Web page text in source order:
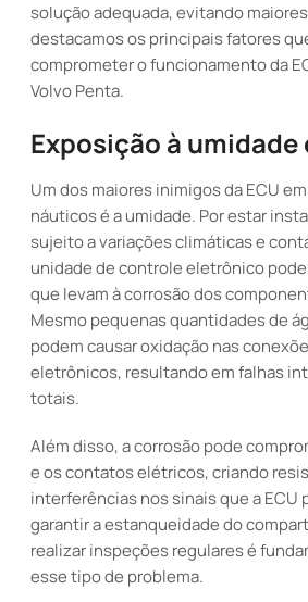
solução adequada, evitando
destacamos os principais fatores
comprometer o funcionamento da
Volvo Penta.
Exposição à
Um dos maiores inimigos da ECU
náuticos é a umidade. Por estar
sujeito a variações climáticas e
unidade de controle eletrônico
que levam à corrosão dos
Mesmo pequenas quantidades de
podem causar oxidação nas
eletrônicos, resultando em falhas
totais.
Além disso, a corrosão pode
e os contatos elétricos, criando
interferências nos sinais que a ECU
garantir a estanqueidade do
realizar inspeções regulares é
esse tipo de problema.